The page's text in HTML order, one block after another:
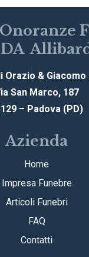
Orazio & Giacomo
San Marco, 187
– Padova (PD)
Azienda
Home
Impresa Funebre
Articoli Funebri
FAQ
Contatti